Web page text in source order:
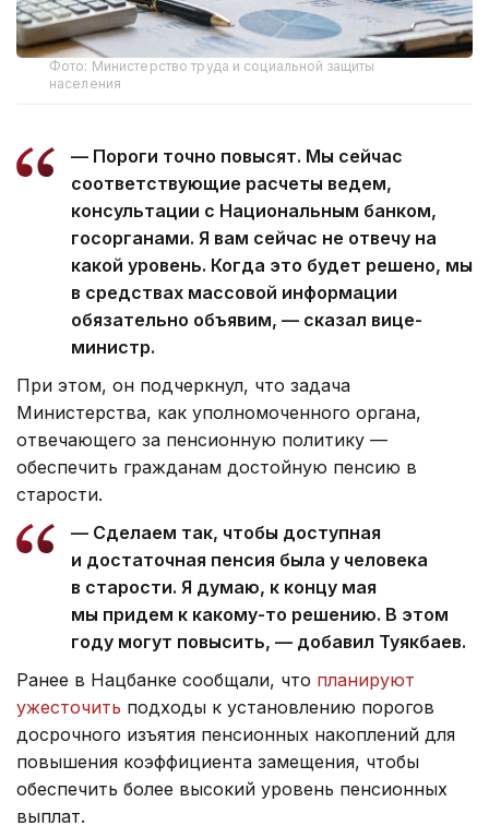
Фото: Министерство труда и социальной защиты
населения
— Пороги точно повысят. Мы сейчас
соответствующие расчеты ведем,
консультации с Национальным банком,
госорганами. Я вам сейчас не отвечу на
какой уровень. Когда это будет решено, мы
в средствах массовой информации
обязательно объявим, — сказал вице-
министр.
При этом, он подчеркнул, что задача
Министерства, как уполномоченного органа,
отвечающего за пенсионную политику —
обеспечить гражданам достойную пенсию в
старости.
— Сделаем так, чтобы доступная
и достаточная пенсия была у человека
в старости. Я думаю, к концу мая
мы придем к какому-то решению. В этом
году могут повысить, — добавил Туякбаев.
Ранее в Нацбанке сообщали, что планируют
ужесточить подходы к установлению порогов
досрочного изъятия пенсионных накоплений для
повышения коэффициента замещения, чтобы
обеспечить более высокий уровень пенсионных
выплат.